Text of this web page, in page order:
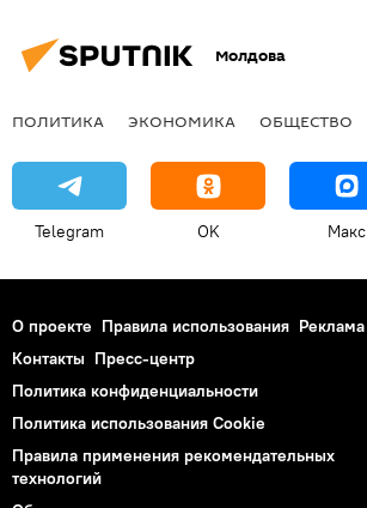
Молдова
ПОЛИТИКА ЭКОНОМИКА ОБЩЕСТВО
Telegram OK Макс
О проекте Правила использования Реклама
Контакты Пресс-центр
Политика конфиденциальности
Политика использования Cookie
Правила применения рекомендательных
технологий